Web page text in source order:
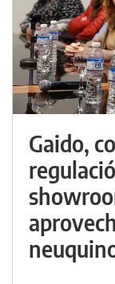
Gaido,